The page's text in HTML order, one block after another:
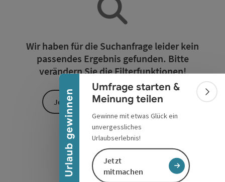
Urlaub gewinnen
Banner einklappen
Umfrage starten &
Meinung teilen
Gewinne mit etwas Glück ein
unvergessliches
Urlaubserlebnis!
Jetzt
mitmachen
Wir haben für die Suchanfrage leider kein
passendes Ergebnis gefunden. Bitte
verändern Sie die Filterfunktionen!
Jetzt alle Filter zurücksetzen